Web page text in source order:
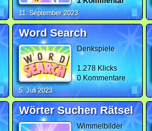
11. September 2023
Word Search
Denkspiele
1.278 Klicks
0 Kommentare
5. Juli 2023
Wörter Suchen Rätsel
Wimmelbilder